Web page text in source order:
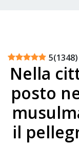
5(1348)
Nella
posto
il